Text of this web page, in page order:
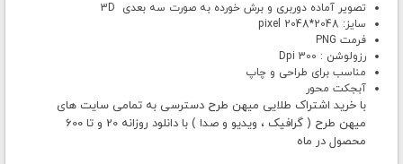
تصویر آماده دوربری و برش خورده به صورت سه بعدی 3D
سایز: 2048*2048 pixel
فرمت PNG
رزولوشن : 300 Dpi
مناسب برای طراحی و چاپ
آبجکت محور
با خرید اشتراک طلایی میهن طرح دسترسی به تمامی سایت های
میهن طرح ( گرافیک ، ویدیو و صدا ) با دانلود روزانه 20 و تا 600
محصول در ماه